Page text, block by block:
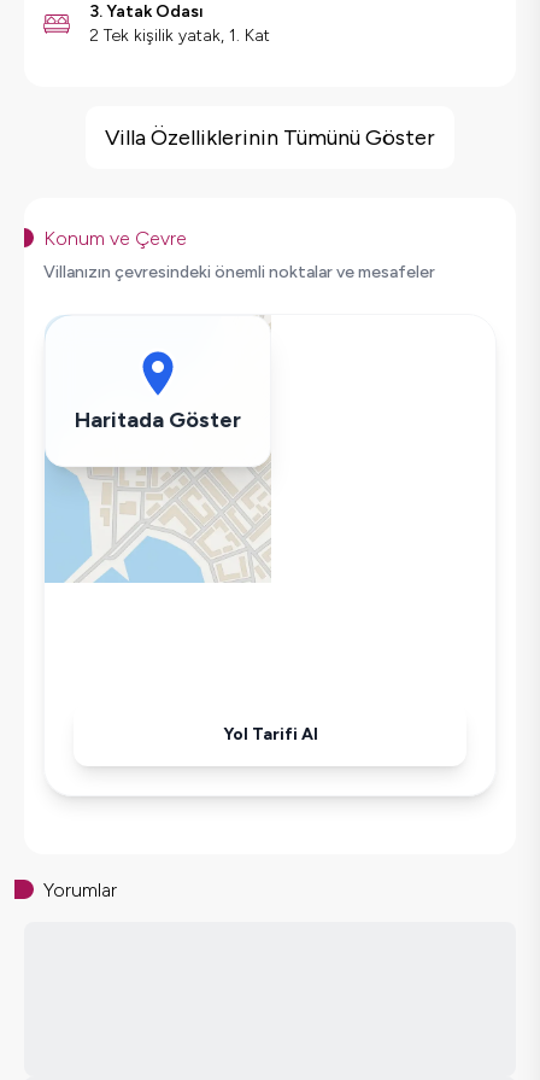
3. Yatak Odası
2 Tek kişilik yatak, 1. Kat
Deniz Manzarası
Havuz Isıtma
Barbekü
Salıncak
Saç Kurutma Makinası
Buzdolabı
Wifi / İnternet
Tost Makinesi
Mikrodalga
Villa Özelliklerinin Tümünü Göster
Konum ve Çevre
Villanızın çevresindeki önemli noktalar ve mesafeler
Haritada Göster
Yol Tarifi Al
Yorumlar